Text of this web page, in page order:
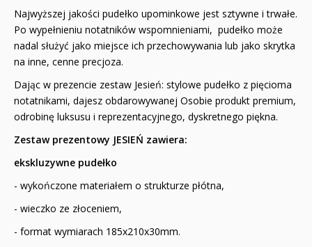
Najwyższej jakości pudełko upominkowe jest sztywne i trwałe.
Po wypełnieniu notatników wspomnieniami, pudełko może
nadal służyć jako miejsce ich przechowywania lub jako skrytka
na inne, cenne precjoza.
Dając w prezencie zestaw Jesień: stylowe pudełko z pięcioma
notatnikami, dajesz obdarowywanej Osobie produkt premium,
odrobinę luksusu i reprezentacyjnego, dyskretnego piękna.
Zestaw prezentowy JESIEŃ zawiera:
ekskluzywne pudełko
- wykończone materiałem o strukturze płótna,
- wieczko ze złoceniem,
- format wymiarach 185x210x30mm.